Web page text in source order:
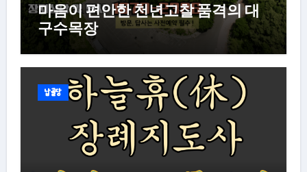
마음이 편안한 천년고찰 품격의 대
구수목장
납골당